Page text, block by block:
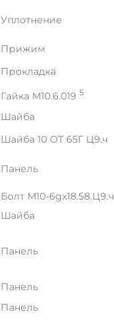
Уплотнение
Прижим
Прокладка
Гайка М10.6.019 5
Шайба
Шайба 10 ОТ 65Г Ц9.ч
Панель
Болт М10-6gx18.58.Ц9.ч
Шайба
Панель
Панель
Панель